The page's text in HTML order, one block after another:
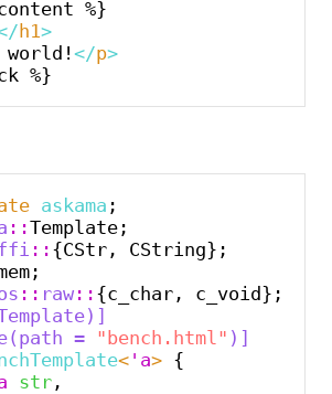
h1>
</p>
askama
::
::
:: raw::
= "bench.html" )]
<'a> {
str,